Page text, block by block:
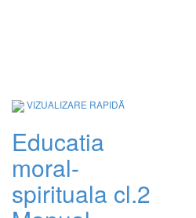
VIZUALIZARE RAPIDĂ
Educatia
moral-
spirituala cl.2